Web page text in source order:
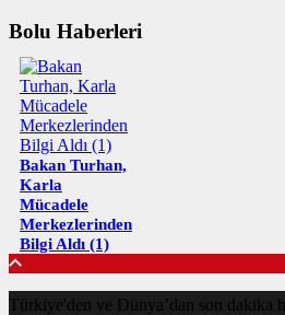
Bolu Haberleri
Bakan Turhan,
Karla
Mücadele
Merkezlerinden
Bilgi Aldı (1)
Türkiye'den ve Dünya’dan son dakika